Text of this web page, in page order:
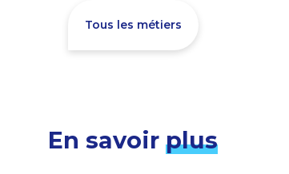
Tous les métiers
En savoir plus